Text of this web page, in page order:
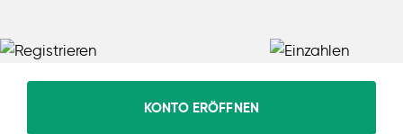
KONTO ERÖFFNEN